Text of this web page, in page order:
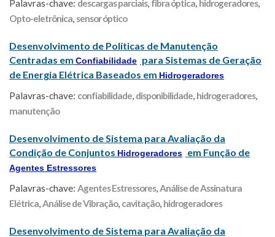
Palavras-chave: descargas parciais, fibra óptica, hidrogeradores,
Opto-eletrônica, sensor óptico
Desenvolvimento de Políticas de Manutenção
Centradas em Confiabilidade para Sistemas de Geração
de Energia Elétrica Baseados em Hidrogeradores
Palavras-chave: confiabilidade, disponibilidade, hidrogeradores,
manutenção
Desenvolvimento de Sistema para Avaliação da
Condição de Conjuntos Hidrogeradores em Função de
Agentes Estressores
Palavras-chave: Agentes Estressores,Análise de Assinatura
Elétrica,Análise de Vibração, cavitação, hidrogeradores
Desenvolvimento de Sistema para Avaliação da